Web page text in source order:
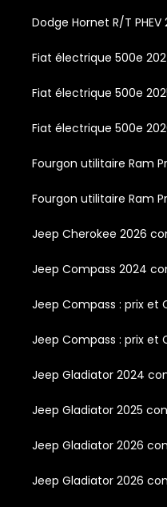
Dodge Hornet R/T
Fiat électrique 500e
Fiat électrique 500e
Fiat électrique 500e
Fourgon utilitaire Ram
Fourgon utilitaire Ram
Jeep Cherokee 2026
Jeep Compass 2024
Jeep Compass : prix et
Jeep Compass : prix et
Jeep Gladiator 2024
Jeep Gladiator 2025
Jeep Gladiator 2026
Jeep Gladiator 2026